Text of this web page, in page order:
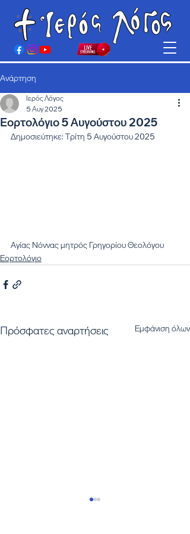
Ανάρτηση
Εορτολόγιο 5 Αυγούστου 2025
Ιερός Λόγος
5 Αυγ 2025
Δημοσιεύτηκε: Τρίτη 5 Αυγούστου 2025
Αγίας Νόννας μητρός Γρηγορίου Θεολόγου
Εορτολόγιο
Πρόσφατες αναρτήσεις Εμφάνιση όλων